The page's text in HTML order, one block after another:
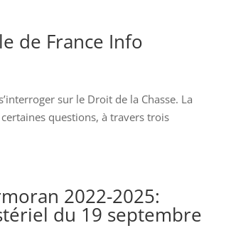
de France Info
sur le Droit de la Chasse. La
questions, à travers trois
2022-2025:
du 19 septembre